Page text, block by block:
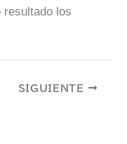
resultado los
SIGUIENTE